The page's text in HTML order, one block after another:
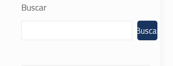
Buscar
Buscar